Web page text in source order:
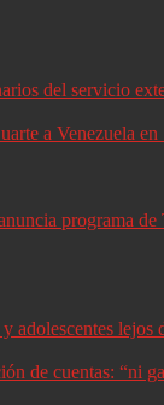
del servicio
a Venezuela en
programa
adolescentes lejos
de cuentas: “ni